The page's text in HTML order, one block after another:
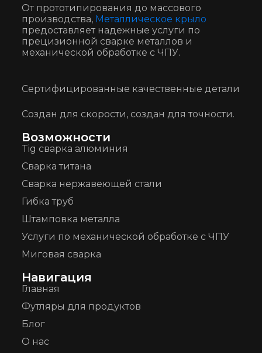
От прототипирования до массового
производства, Металлическое крыло
предоставляет надежные услуги по
прецизионной сварке металлов и
механической обработке с ЧПУ.
Сертифицированные качественные детали
Создан для скорости, создан для точности.
Возможности
Tig сварка алюминия
Сварка титана
Сварка нержавеющей стали
Гибка труб
Штамповка металла
Услуги по механической обработке с ЧПУ
Миговая сварка
Навигация
Главная
Футляры для продуктов
Блог
О нас